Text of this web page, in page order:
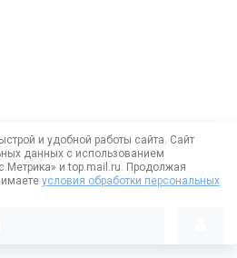
и удобной работы сайта. Сайт
данных с использованием
и top.mail.ru. Продолжая
условия обработки персональных